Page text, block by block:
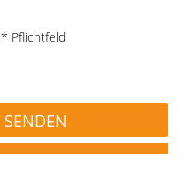
* Pflichtfeld